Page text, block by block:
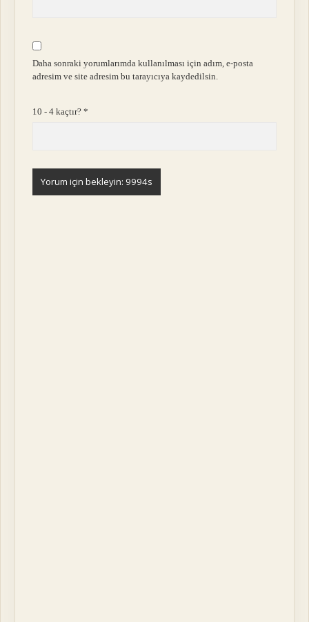
Daha sonraki yorumlarımda kullanılması için adım, e-posta
adresim ve site adresim bu tarayıcıya kaydedilsin.
10 - 4 kaçtır?*